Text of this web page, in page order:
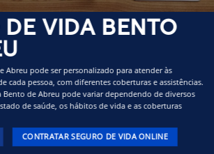
DE VIDA BENTO
Abreu pode ser personalizado para atender às
cada pessoa, com diferentes coberturas e assistências.
Bento de Abreu pode variar dependendo de diversos
de saúde, os hábitos de vida e as coberturas
CONTRATAR SEGURO DE VIDA ONLINE